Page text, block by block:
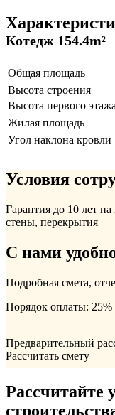
Котедж 154.4m²
Общая площадь
Высота строения
Высота первого этажа
Жилая площадь
Угол наклона кровли
Условия
Гарантия до 10 лет
стены, перекрытия
С нами
Подробная смета,
Порядок оплаты:
Предварительный
Рассчитать смету
Рассчитайте